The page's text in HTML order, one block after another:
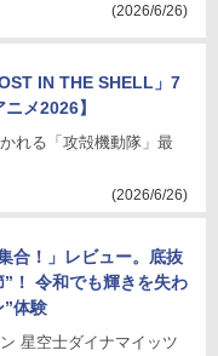
(2026/6/26)
IN THE SHELL」7
メ2026】
れる「攻殻機動隊」最
(2026/6/26)
合！」レビュー。底抜
！ 令和でも輝きを失わ
”体験
星空士ダイナマイッツ